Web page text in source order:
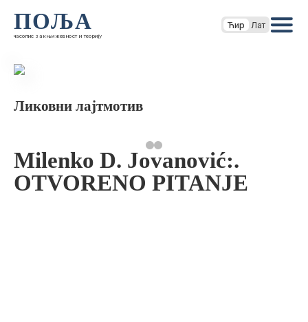
ПОЉА
часопис за књижевност и теорију
Ћир Лат
Ликовни лајтмотив
Milenko D. Jovanović:.
OTVORENO PITANJE